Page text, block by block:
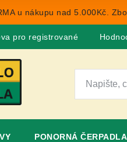
u nákupu nad 5.000Kč.
pro registrované
PONORNÁ ČERPADLA